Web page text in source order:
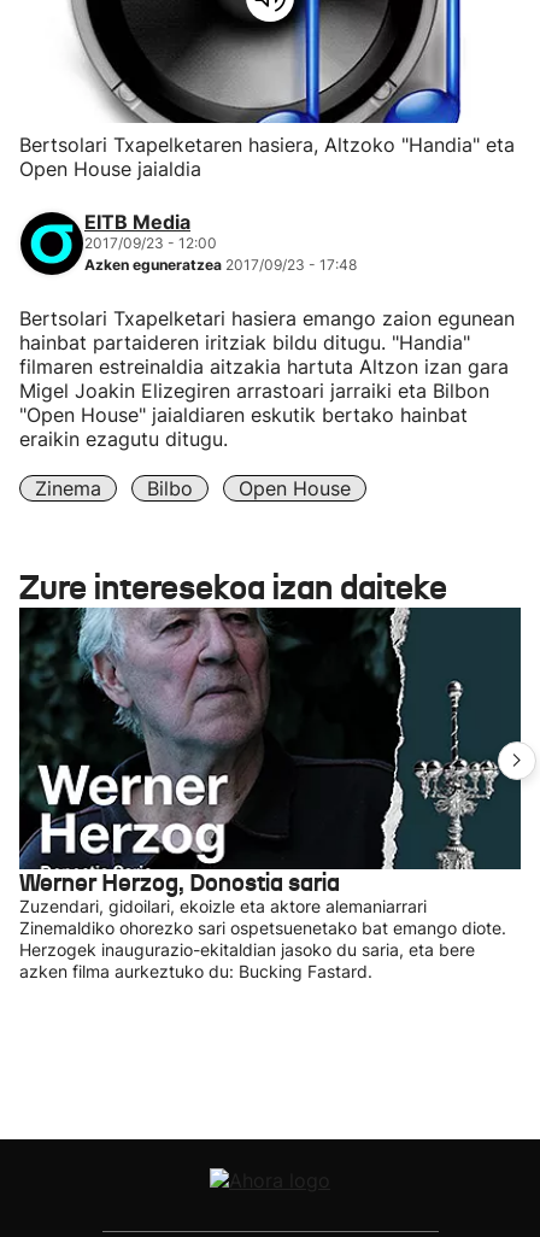
Bertsolari Txapelketaren hasiera, Altzoko "Handia" eta
Open House jaialdia
EITB Media
2017/09/23 - 12:00
Azken eguneratzea 2017/09/23 - 17:48
Bertsolari Txapelketari hasiera emango zaion egunean
hainbat partaideren iritziak bildu ditugu. "Handia"
filmaren estreinaldia aitzakia hartuta Altzon izan gara
Migel Joakin Elizegiren arrastoari jarraiki eta Bilbon
"Open House" jaialdiaren eskutik bertako hainbat
eraikin ezagutu ditugu.
Zinema Bilbo Open House
Zure interesekoa izan daiteke
Werner Herzog, Donostia saria
Zuzendari, gidoilari, ekoizle eta aktore alemaniarrari
Zinemaldiko ohorezko sari ospetsuenetako bat emango diote.
Herzogek inaugurazio-ekitaldian jasoko du saria, eta bere
azken filma aurkeztuko du: Bucking Fastard.